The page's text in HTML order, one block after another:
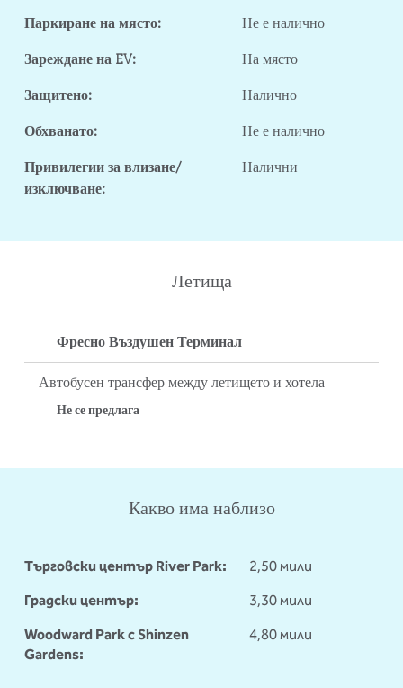
Паркиране на място:
Не е налично
Зареждане на EV:
На място
Защитено:
Налично
Обхванато:
Не е налично
Привилегии за влизане/
изключване:
Налични
Летища
Фресно Въздушен Терминал
Автобусен трансфер между летището и хотела
Не се предлага
Какво има наблизо
Търговски център River Park:
2,50 мили
Градски център:
3,30 мили
Woodward Park с Shinzen
Gardens:
4,80 мили